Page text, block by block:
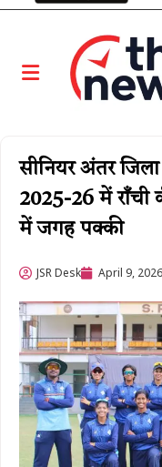
सीनियर अंतर जिला
2025-26 में राँची
में जगह पक्की
JSR Desk April 9, 2026